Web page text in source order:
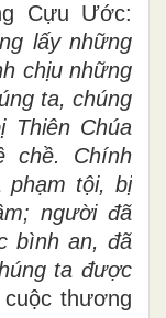
Cựu Ước:
lấy những
chịu những
ta, chúng
Thiên Chúa
chề.
Chính
phạm tội, bị
người đã
bình an, đã
ta được
thương